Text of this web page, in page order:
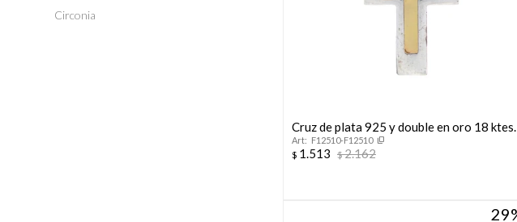
Cruz de plata 925 y double en oro 18 ktes.
F12510-F12510
$ 1.513 $2.162
29
Circonia